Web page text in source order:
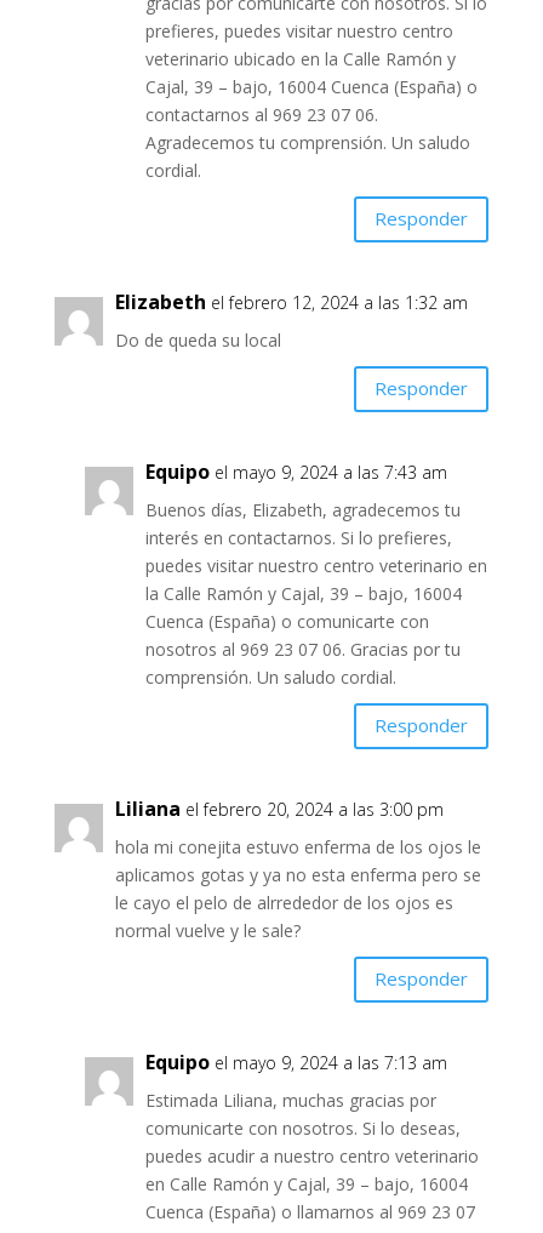
prefieres, puedes visitar nuestro centro
veterinario ubicado en la Calle Ramón y
Cajal, 39 – bajo, 16004 Cuenca (España) o
contactarnos al 969 23 07 06.
Agradecemos tu comprensión. Un saludo
cordial.
Responder
Elizabeth el febrero 12, 2024 a las 1:32 am
Do de queda su local
Responder
Equipo el mayo 9, 2024 a las 7:43 am
Buenos días, Elizabeth, agradecemos tu
interés en contactarnos. Si lo prefieres,
puedes visitar nuestro centro veterinario en
la Calle Ramón y Cajal, 39 – bajo, 16004
Cuenca (España) o comunicarte con
nosotros al 969 23 07 06. Gracias por tu
comprensión. Un saludo cordial.
Responder
Liliana el febrero 20, 2024 a las 3:00 pm
hola mi conejita estuvo enferma de los ojos le
aplicamos gotas y ya no esta enferma pero se
le cayo el pelo de alrrededor de los ojos es
normal vuelve y le sale?
Responder
Equipo el mayo 9, 2024 a las 7:13 am
Estimada Liliana, muchas gracias por
comunicarte con nosotros. Si lo deseas,
puedes acudir a nuestro centro veterinario
en Calle Ramón y Cajal, 39 – bajo, 16004
Cuenca (España) o llamarnos al 969 23 07